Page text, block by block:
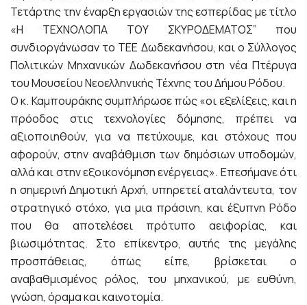
Τετάρτης την έναρξη εργασιών της εσπερίδας με τίτλο
«Η ΤΕΧΝΟΛΟΓΙΑ ΤΟΥ ΣΚΥΡΟΔΕΜΑΤΟΣ” που
συνδιοργάνωσαν το ΤΕΕ Δωδεκανήσου, και ο Σύλλογος
Πολιτικών Μηχανικών Δωδεκανήσου στη νέα Πτέρυγα
του Μουσείου Νεοελληνικής Τέχνης του Δήμου Ρόδου.
Ο κ. Καμπουράκης συμπλήρωσε πώς «οι εξελίξεις, και η
πρόοδος στις τεχνολογίες δόμησης, πρέπει να
αξιοποιηθούν, για να πετύχουμε, και στόχους που
αφορούν, στην αναβάθμιση των δημόσιων υποδομών,
αλλά και στην εξοικονόμηση ενέργειας». Επεσήμανε ότι
η σημερινή Δημοτική Αρχή, υπηρετεί αταλάντευτα, τον
στρατηγικό στόχο, για μια πράσινη, και έξυπνη Ρόδο
που θα αποτελέσει πρότυπο αειφορίας, και
βιωσιμότητας. Στο επίκεντρο, αυτής της μεγάλης
προσπάθειας, όπως είπε, βρίσκεται ο
αναβαθμισμένος ρόλος, του μηχανικού, με ευθύνη,
γνώση, όραμα και καινοτομία.